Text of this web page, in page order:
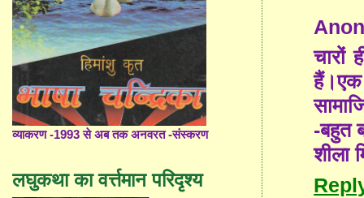
चारों
हैं।एक
-बहुत
शीला
व्याकरण -1993 से अब तक अनवरत -संस्करण
लघुकथा का वर्त्तमान परिदृश्य